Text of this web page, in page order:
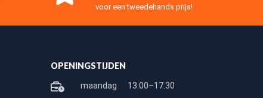
voor een tweedehands prijs!
OPENINGSTIJDEN
maandag 13:00–17:30